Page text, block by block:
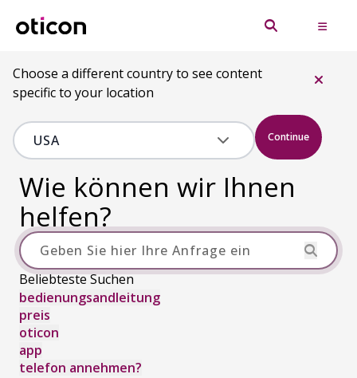
Choose a different country to see content
specific to your location
Continue
Wie können wir Ihnen
helfen?
Beliebteste Suchen
bedienungsandleitung
preis
oticon
app
telefon annehmen?